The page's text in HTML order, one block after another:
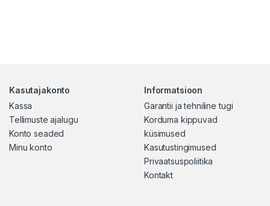
Kasutajakonto
Kassa
Tellimuste ajalugu
Konto seaded
Minu konto
Informatsioon
Garantii ja tehniline tugi
Korduma kippuvad
küsimused
Kasutustingimused
Privaatsuspoliitika
Kontakt